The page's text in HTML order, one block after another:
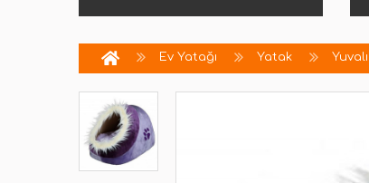
Ev Yatağı Yatak Yuvalı